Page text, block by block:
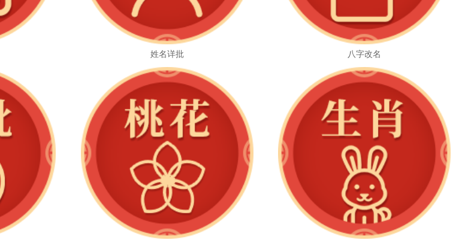
姓名详批 八字改名